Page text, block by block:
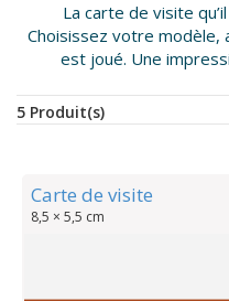
La carte de visite
Choisissez votre
est joué. Une
5 Produit(s)
Carte de visite
8,5 × 5,5 cm